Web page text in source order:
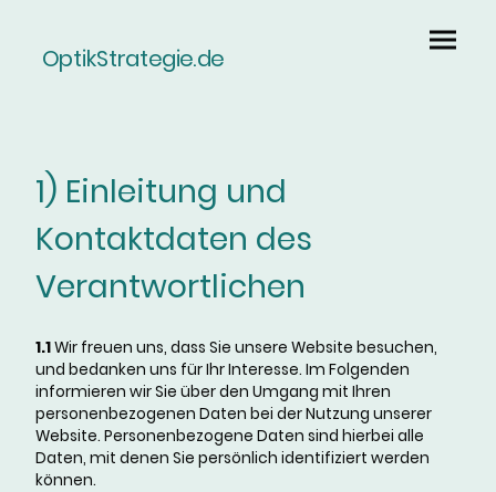
OptikStrategie.de
1) Einleitung und
Kontaktdaten des
Verantwortlichen
1.1Wir freuen uns, dass Sie unsere Website besuchen,
und bedanken uns für Ihr Interesse. Im Folgenden
informieren wir Sie über den Umgang mit Ihren
personenbezogenen Daten bei der Nutzung unserer
Website. Personenbezogene Daten sind hierbei alle
Daten, mit denen Sie persönlich identifiziert werden
können.